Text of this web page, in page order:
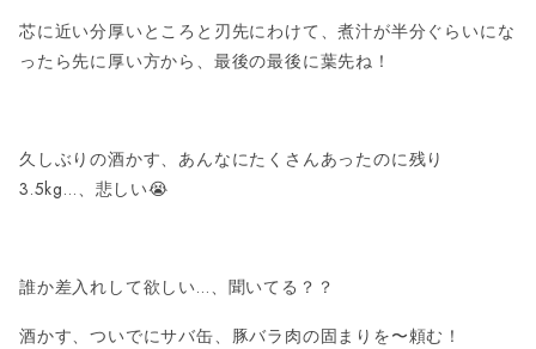
芯に近い分厚いところと刃先にわけて、煮汁が半分ぐらいにな
ったら先に厚い方から、最後の最後に葉先ね！
久しぶりの酒かす、あんなにたくさんあったのに残り
3.5kg…、悲しい😭
誰か差入れして欲しい…、聞いてる？？
酒かす、ついでにサバ缶、豚バラ肉の固まりを〜頼む！